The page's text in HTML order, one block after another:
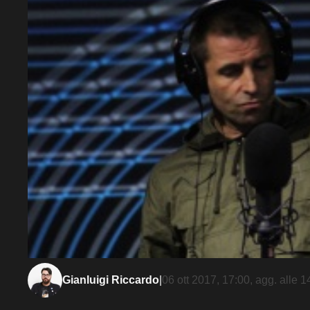
Gianluigi Riccardo 06 ott 2017, 17:00, agg. alle